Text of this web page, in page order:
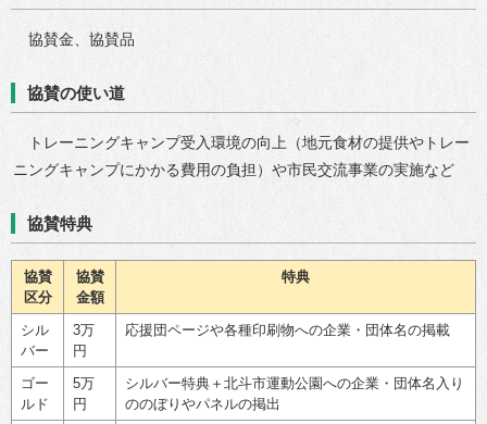
協賛金、協賛品
協賛の使い道
トレーニングキャンプ受入環境の向上（地元食材の提供やトレー
ニングキャンプにかかる費用の負担）や市民交流事業の実施など
協賛特典
協賛
区分
協賛
金額
特典
シル
バー
3万
円
応援団ページや各種印刷物への企業・団体名の掲載
ゴー
ルド
5万
円
シルバー特典＋北斗市運動公園への企業・団体名入り
ののぼりやパネルの掲出